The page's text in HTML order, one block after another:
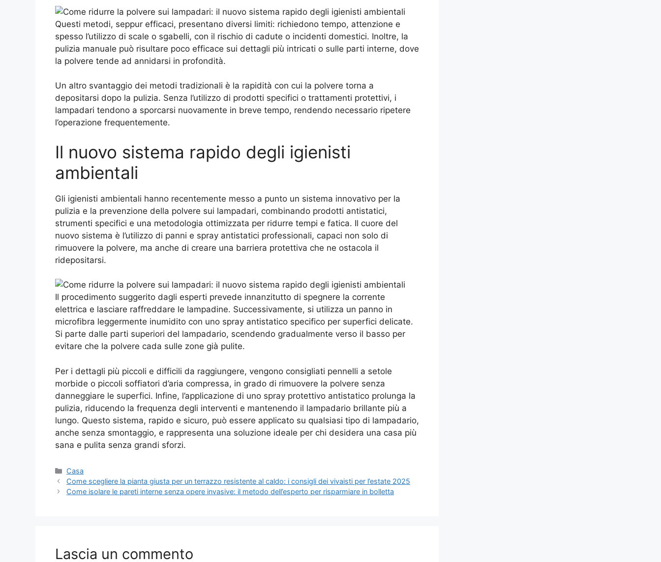
Questi metodi, seppur efficaci, presentano diversi limiti: richiedono tempo, attenzione e
spesso l’utilizzo di scale o sgabelli, con il rischio di cadute o incidenti domestici. Inoltre, la
pulizia manuale può risultare poco efficace sui dettagli più intricati o sulle parti interne, dove
la polvere tende ad annidarsi in profondità.
Un altro svantaggio dei metodi tradizionali è la rapidità con cui la polvere torna a
depositarsi dopo la pulizia. Senza l’utilizzo di prodotti specifici o trattamenti protettivi, i
lampadari tendono a sporcarsi nuovamente in breve tempo, rendendo necessario ripetere
l’operazione frequentemente.
Il nuovo sistema rapido degli igienisti
ambientali
Gli igienisti ambientali hanno recentemente messo a punto un sistema innovativo per la
pulizia e la prevenzione della polvere sui lampadari, combinando prodotti antistatici,
strumenti specifici e una metodologia ottimizzata per ridurre tempi e fatica. Il cuore del
nuovo sistema è l’utilizzo di panni e spray antistatici professionali, capaci non solo di
rimuovere la polvere, ma anche di creare una barriera protettiva che ne ostacola il
ridepositarsi.
Il procedimento suggerito dagli esperti prevede innanzitutto di spegnere la corrente
elettrica e lasciare raffreddare le lampadine. Successivamente, si utilizza un panno in
microfibra leggermente inumidito con uno spray antistatico specifico per superfici delicate.
Si parte dalle parti superiori del lampadario, scendendo gradualmente verso il basso per
evitare che la polvere cada sulle zone già pulite.
Per i dettagli più piccoli e difficili da raggiungere, vengono consigliati pennelli a setole
morbide o piccoli soffiatori d’aria compressa, in grado di rimuovere la polvere senza
danneggiare le superfici. Infine, l’applicazione di uno spray protettivo antistatico prolunga la
pulizia, riducendo la frequenza degli interventi e mantenendo il lampadario brillante più a
lungo. Questo sistema, rapido e sicuro, può essere applicato su qualsiasi tipo di lampadario,
anche senza smontaggio, e rappresenta una soluzione ideale per chi desidera una casa più
sana e pulita senza grandi sforzi.
Categorie
Casa
Come scegliere la pianta giusta per un terrazzo resistente al caldo: i consigli dei vivaisti per l’estate 2025
Come isolare le pareti interne senza opere invasive: il metodo dell’esperto per risparmiare in bolletta
Lascia un commento